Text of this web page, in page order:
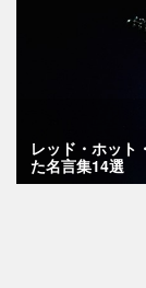
レッド・ホット
た名言集14選